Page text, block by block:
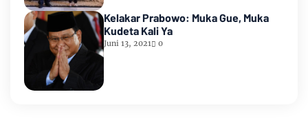
Kelakar Prabowo: Muka Gue, Muka
Kudeta Kali Ya
Juni 13, 2021 0